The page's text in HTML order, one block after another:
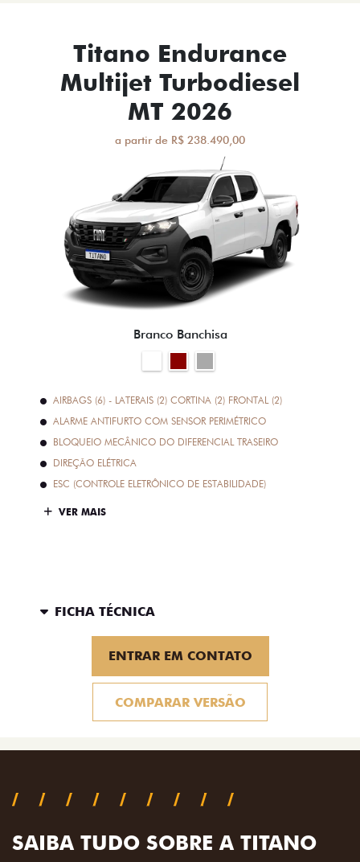
Titano Endurance
Multijet Turbodiesel
MT 2026
a partir de R$ 238.490,00
Branco Banchisa
AIRBAGS (6) - LATERAIS (2) CORTINA (2) FRONTAL (2)
ALARME ANTIFURTO COM SENSOR PERIMÉTRICO
BLOQUEIO MECÂNICO DO DIFERENCIAL TRASEIRO
DIREÇÃO ELÉTRICA
ESC (CONTROLE ELETRÔNICO DE ESTABILIDADE)
VER MAIS
FICHA TÉCNICA
ENTRAR EM CONTATO
COMPARAR VERSÃO
SAIBA TUDO SOBRE A TITANO